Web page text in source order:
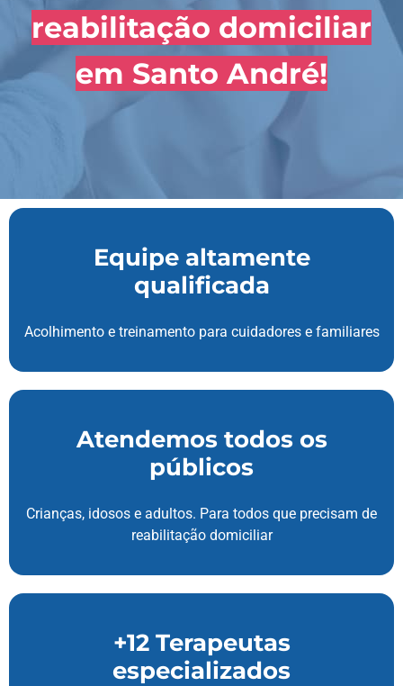
reabilitação domiciliar
em Santo André!
Equipe altamente
qualificada
Acolhimento e treinamento para cuidadores e familiares
Atendemos todos os
públicos
Crianças, idosos e adultos. Para todos que precisam de
reabilitação domiciliar
+12 Terapeutas
especializados